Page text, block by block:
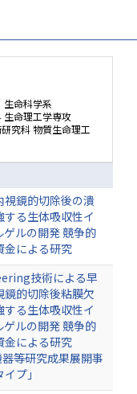
命科学系
生命理工学専攻
究科 物質生命理工
視鏡的切除後の潰
る生体吸収性イ
ゲルの開発 競争的
金による研究
技術による早
鏡的切除後粘膜欠
する生体吸収性イ
ゲルの開発 競争的
金による研究
等研究成果展開事
プ」